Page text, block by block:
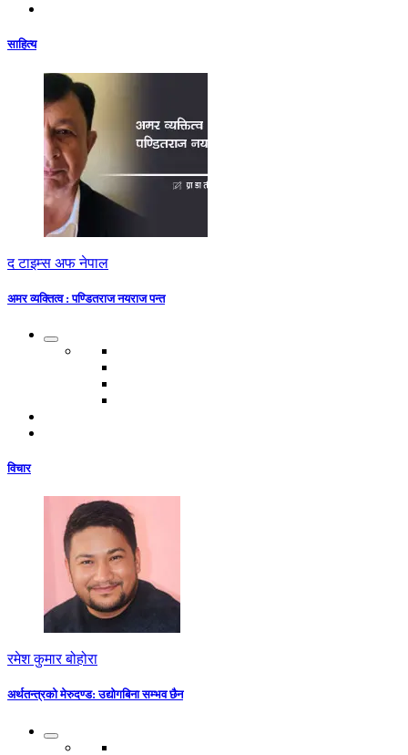
साहित्य
द टाइम्स अफ नेपाल
अमर व्यक्तित्व : पण्डितराज नयराज पन्त
विचार
रमेश कुमार बोहोरा
अर्थतन्त्रको मेरुदण्ड: उद्योगबिना सम्भव छैन